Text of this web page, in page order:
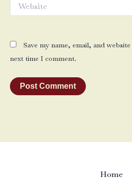
Save my name, email, and
next time I comment.
Home